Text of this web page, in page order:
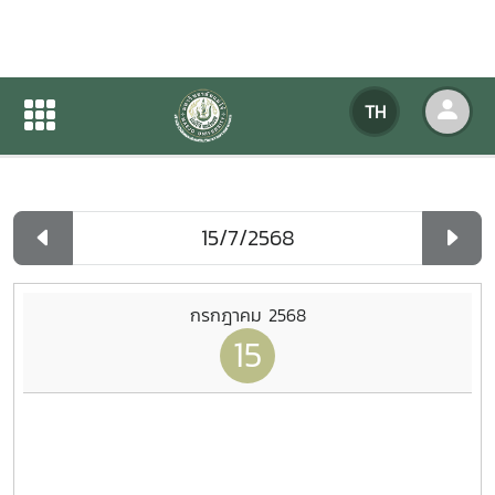
TH
ปฏิทินกิจกรรมของหน่วยงาน
ปฏิทินกิจกรรมของหน่วยงาน
กรกฎาคม 2568
15